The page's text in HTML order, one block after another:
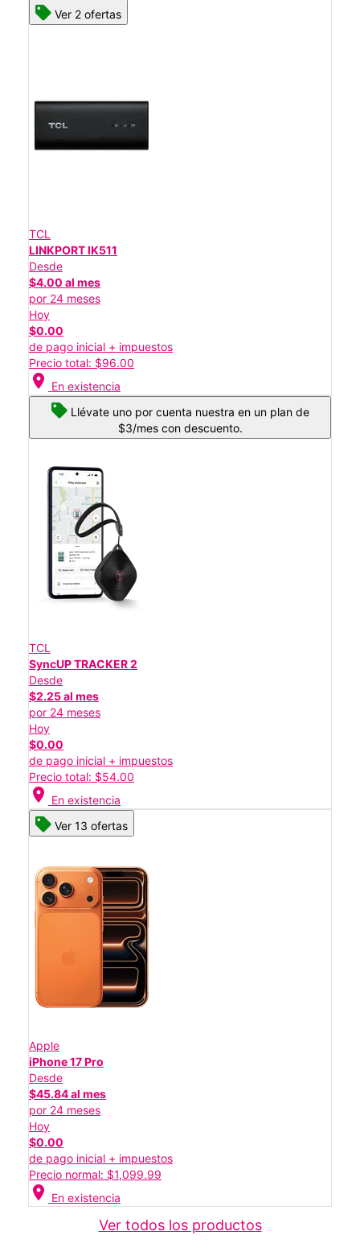
Ver 2 ofertas
TCL
LINKPORT IK511
Desde
$4.00 al mes
por 24 meses
Hoy
$0.00
de pago inicial + impuestos
Precio total: $96.00
location_on En existencia
Llévate uno por cuenta nuestra en un plan de
$3/mes con descuento.
TCL
SyncUP TRACKER 2
Desde
$2.25 al mes
por 24 meses
Hoy
$0.00
de pago inicial + impuestos
Precio total: $54.00
location_on En existencia
Ver 13 ofertas
Apple
iPhone 17 Pro
Desde
$45.84 al mes
por 24 meses
Hoy
$0.00
de pago inicial + impuestos
Precio normal: $1,099.99
location_on En existencia
Ver todos los productos